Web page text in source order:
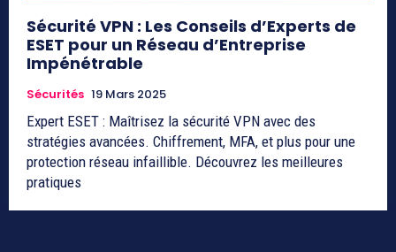
Sécurité VPN : Les Conseils d’Experts de
ESET pour un Réseau d’Entreprise
Impénétrable
Sécurités 19 Mars 2025
Expert ESET : Maîtrisez la sécurité VPN avec des
stratégies avancées. Chiffrement, MFA, et plus pour une
protection réseau infaillible. Découvrez les meilleures
pratiques